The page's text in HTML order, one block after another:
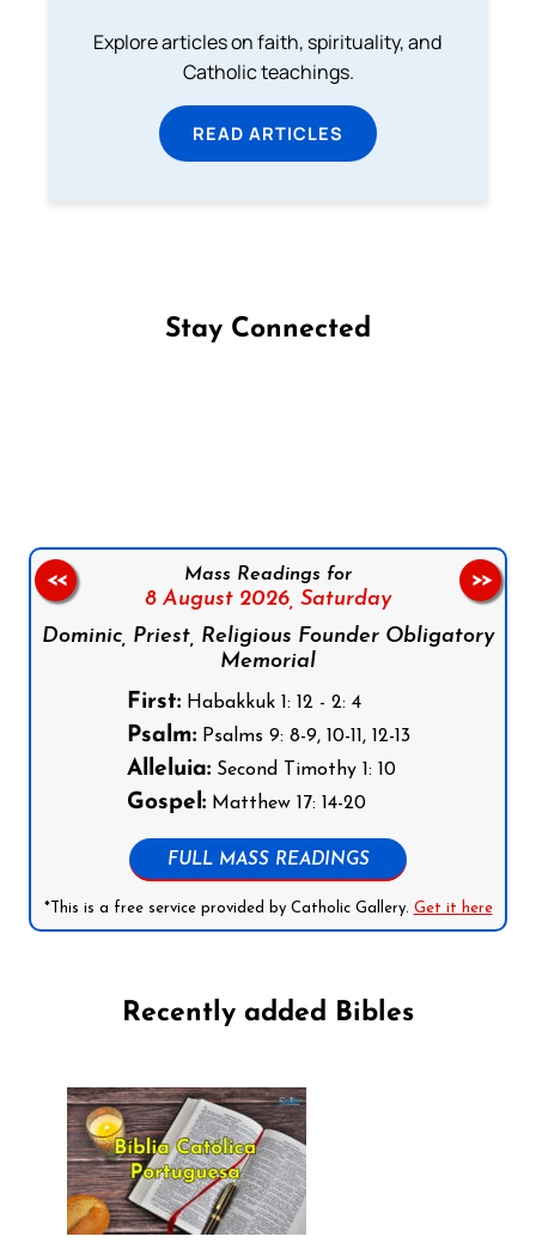
Explore articles on faith, spirituality, and
Catholic teachings.
READ ARTICLES
Stay Connected
Mass Readings for
8 August 2026, Saturday
Dominic, Priest, Religious Founder Obligatory
Memorial
First:Habakkuk 1: 12 - 2: 4
Psalm:Psalms 9: 8-9, 10-11, 12-13
Alleluia:Second Timothy 1: 10
Gospel:Matthew 17: 14-20
FULL MASS READINGS
*This is a free service provided by Catholic Gallery. Get it here
<< >>
Recently added Bibles